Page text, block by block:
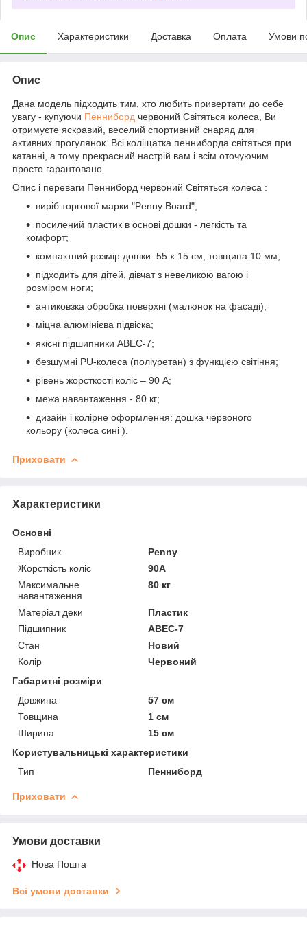
Опис Характеристики Доставка Оплата Умови
Опис
Дана модель підходить тим, хто любить привертати до себе
увагу - купуючи Пенниборд червоний Світяться колеса, Ви
отримуєте яскравий, веселий спортивний снаряд для
активних прогулянок. Всі коліщатка пенниборда світяться при
катанні, а тому прекрасний настрій вам і всім оточуючим
просто гарантовано.
Опис і переваги Пенниборд червоний Світяться колеса :
виріб торгової марки "Penny Board";
посилений пластик в основі дошки - легкість та
комфорт;
компактний розмір дошки: 55 х 15 см, товщина 10 мм;
підходить для дітей, дівчат з невеликою вагою і
розміром ноги;
антиковзка обробка поверхні (малюнок на фасаді);
міцна алюмінієва підвіска;
якісні підшипники ABEC-7;
безшумні PU-колеса (поліуретан) з функцією світіння;
рівень жорсткості коліс – 90 А;
межа навантаження - 80 кг;
дизайн і колірне оформлення: дошка червоного
кольору (колеса сині ).
Приховати
Характеристики
Основні
Виробник
Penny
Жорсткість коліс
90А
Максимальне
навантаження
80 кг
Матеріал деки
Пластик
Підшипник
ABEC-7
Стан
Новий
Колір
Червоний
Габаритні розміри
Довжина
57 см
Товщина
1 см
Ширина
15 см
Користувальницькі характеристики
Тип
Пенниборд
Приховати
Умови доставки
Нова Пошта
Всі умови доставки